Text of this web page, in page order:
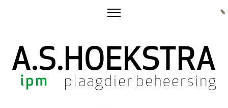
ARNOLD HOEKSTRA
PLAAGDIEREN